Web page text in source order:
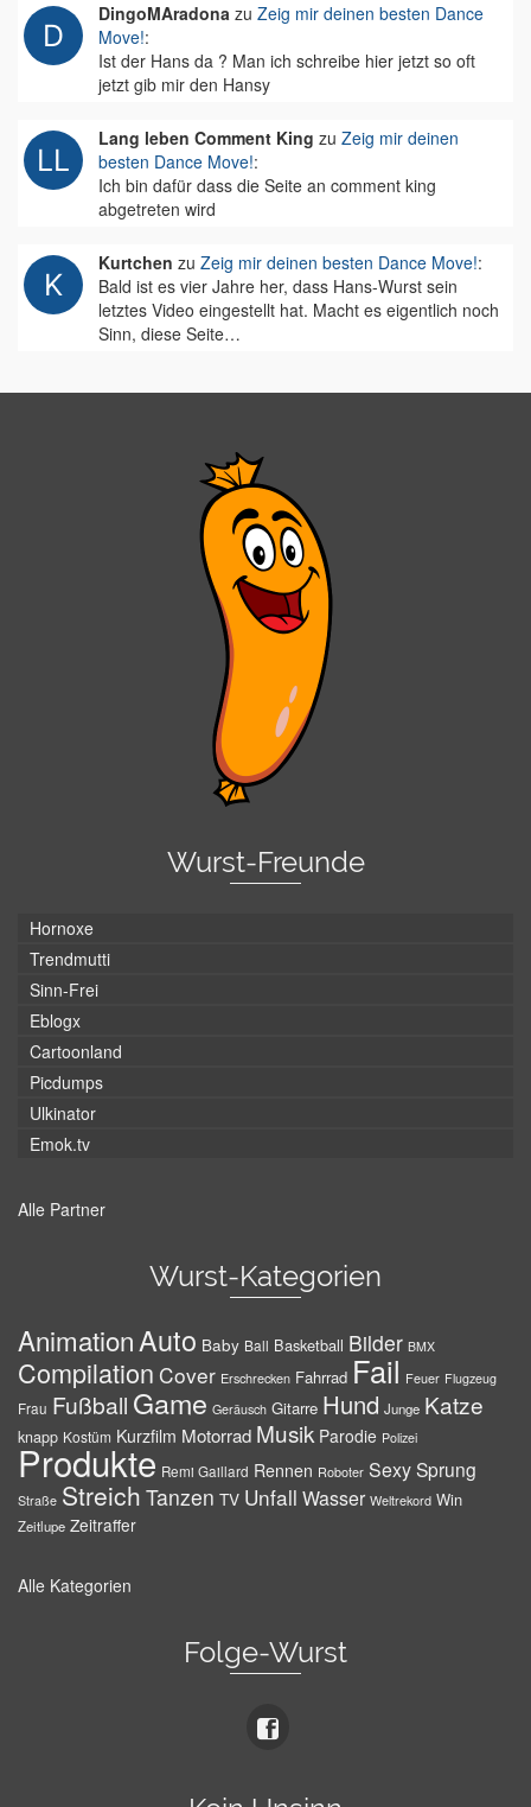
DingoMAradona zu Zeig mir deinen besten Dance
Move!:
Ist der Hans da ? Man ich schreibe hier jetzt so oft
jetzt gib mir den Hansy
Lang leben Comment King zu Zeig mir deinen
besten Dance Move!:
Ich bin dafür dass die Seite an comment king
abgetreten wird
Kurtchen zu Zeig mir deinen besten Dance Move!:
Bald ist es vier Jahre her, dass Hans-Wurst sein
letztes Video eingestellt hat. Macht es eigentlich noch
Sinn, diese Seite…
Wurst-Freunde
Hornoxe
Trendmutti
Sinn-Frei
Eblogx
Cartoonland
Picdumps
Ulkinator
Emok.tv
Alle Partner
Wurst-Kategorien
AnimationAuto Baby Ball Basketball Bilder BMX
Compilation Cover Erschrecken Fahrrad Fail Feuer Flugzeug
Frau Fußball Game Geräusch Gitarre Hund Junge Katze
knapp Kostüm Kurzfilm Motorrad Musik Parodie Polizei
Produkte Remi Gaillard Rennen Roboter SexySprung
Straße Streich Tanzen TV Unfall Wasser Weltrekord Win
Zeitlupe Zeitraffer
Alle Kategorien
Folge-Wurst